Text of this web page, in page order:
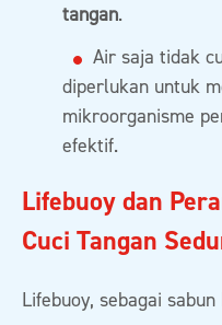
tangan.
Air saja tidak
diperlukan untuk
mikroorganisme
efektif.
Lifebuoy dan
Cuci Tangan
Lifebuoy, sebagai